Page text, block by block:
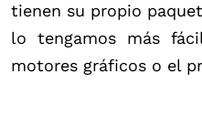
tienen su propio
lo tengamos más
motores gráficos o el